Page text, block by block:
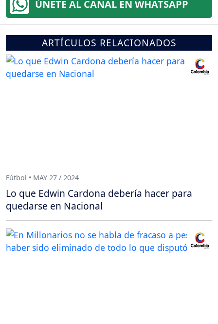
ÚNETE AL CANAL EN WHATSAPP
ARTÍCULOS RELACIONADOS
Fútbol • MAY 27 / 2024
Lo que Edwin Cardona debería hacer para
quedarse en Nacional